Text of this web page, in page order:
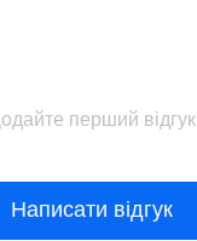
перший відгук
Написати відгук